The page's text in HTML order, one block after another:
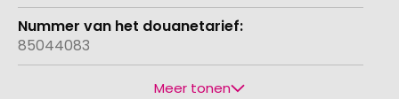
85044083
Meer tonen